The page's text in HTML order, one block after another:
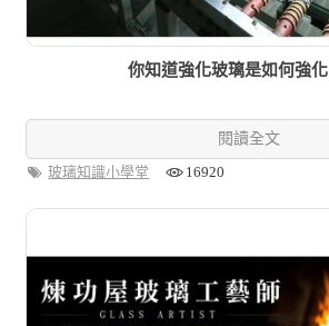
你知道強化玻璃是如何強
閱讀全文
玻璃知識小學堂
16920